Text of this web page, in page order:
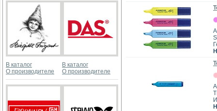
В каталог
О производителе
В каталог
О производителе